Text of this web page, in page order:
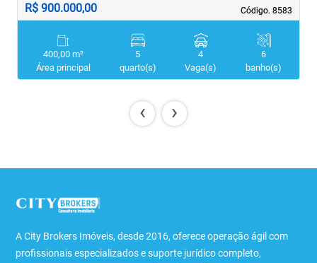
Código. 8583
Código. 8583
R$ 900.000,00
400,00 m²
Área principal
5
quarto(s)
4
Vaga(s)
6
banho(s)
‹ ›
A City Brokers Imóveis, desde 2016, oferece operação ágil com
profissionais especializados e suporte jurídico completo,